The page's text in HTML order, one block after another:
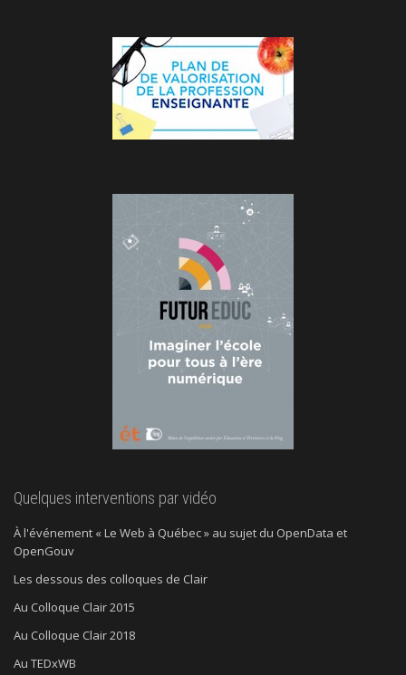
Quelques interventions par vidéo
À l'événement « Le Web à Québec » au sujet du OpenData et
OpenGouv
Les dessous des colloques de Clair
Au Colloque Clair 2015
Au Colloque Clair 2018
Au TEDxWB